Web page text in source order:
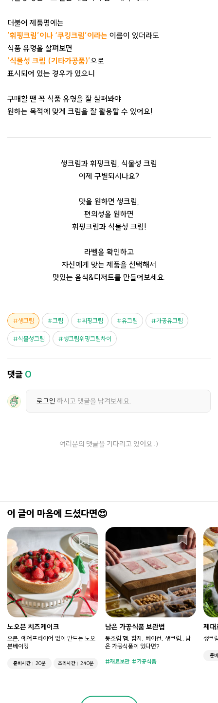
더불어 제품명에는
’휘핑크림’이나 ‘쿠킹크림’이라는 이름이 있더라도
식품 유형을 살펴보면
’식물성 크림 (기타가공품)’으로
표시되어 있는 경우가 있으니
구매할 땐 꼭 식품 유형을 잘 살펴봐야
원하는 목적에 맞게 크림을 잘 활용할 수 있어요!
생크림과 휘핑크림, 식물성 크림
이제 구별되시나요?
맛을 원하면 생크림,
편의성을 원하면
휘핑크림과 식물성 크림!
라벨을 확인하고
자신에게 맞는 제품을 선택해서
맛있는 음식&디저트를 만들어보세요.
생크림 크림 휘핑크림 유크림 가공유크림
식물성크림 생크림휘핑크림차이
댓글 0
로그인 하시고 댓글을 남겨보세요.
여러분의 댓글을 기다리고 있어요 :)
이 글이 마음에 드셨다면😍
노오븐 치즈케이크
오븐, 에어프라이어 없이 만드는 노오
븐베이킹
준비시간 20분 조리시간 240분
남은 가공식품 보관법
통조림 햄, 참치, 베이컨, 생크림.. 남
은 가공식품이 있다면?
재료보관 가공식품
제대
생크
준